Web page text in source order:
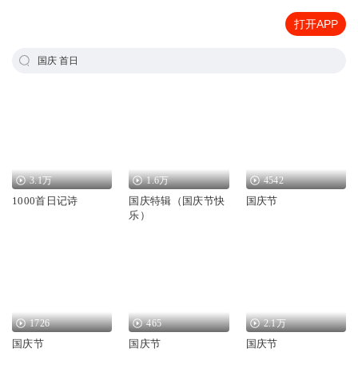
打开APP
国庆 首日
3.1万
1000首日记诗
1.6万
国庆特辑（国庆节快
乐）
4542
国庆节
1726
国庆节
465
国庆节
2.1万
国庆节